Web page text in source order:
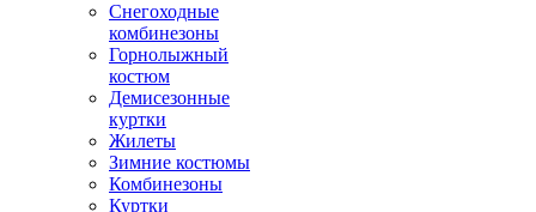
Снегоходные
комбинезоны
Горнолыжный
костюм
Демисезонные
куртки
Жилеты
Зимние костюмы
Комбинезоны
Куртки